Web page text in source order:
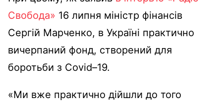
Свобода» 16 липня міністр фінансів
Сергій Марченко, в Україні практично
вичерпаний фонд, створений для
боротьби з Covid–19.
«Ми вже практично дійшли до того